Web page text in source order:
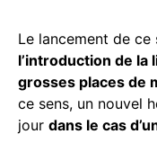
Le lancement de
l’introduction de la
grosses places de
ce sens, un nouvel
jour dans le cas